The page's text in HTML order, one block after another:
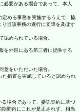
必要がある場合であって、本人
定める事務を実施するうえで、協
当該事務の遂行に支障を及ぼす
認められている場合。
を外国にある第三者に提供する
意をいただいた場合。
た措置を実施していると認められ
場合であって、委託契約に基づ
間内にこれが是正されず、相当